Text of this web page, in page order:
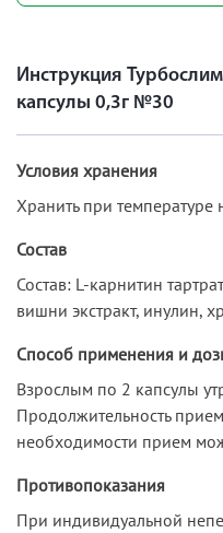
Инструкция
капсулы 0,3г №30
Условия хранения
Хранить при
Состав
Состав: L-карнитин
вишни экстракт, инулин,
Способ применения и
Взрослым по 2 капсулы
Продолжительность
необходимости прием
Противопоказания
При индивидуальной